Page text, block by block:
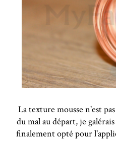
La texture mousse n'est
du mal au départ, je
finalement opté pour